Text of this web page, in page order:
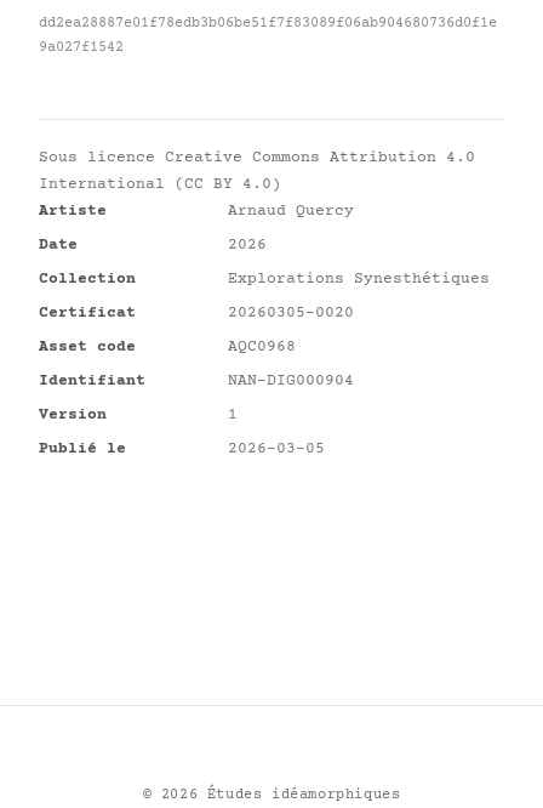
dd2ea28887e01f78edb3b06be51f7f83089f06ab904680736d0f1e
9a027f1542
Sous licence Creative Commons Attribution 4.0
International (CC BY 4.0)
Artiste
Arnaud Quercy
Date
2026
Collection
Explorations Synesthétiques
Certificat
20260305-0020
Asset code
AQC0968
Identifiant
NAN-DIG000904
Version
1
Publié le
2026-03-05
© 2026 Études idéamorphiques